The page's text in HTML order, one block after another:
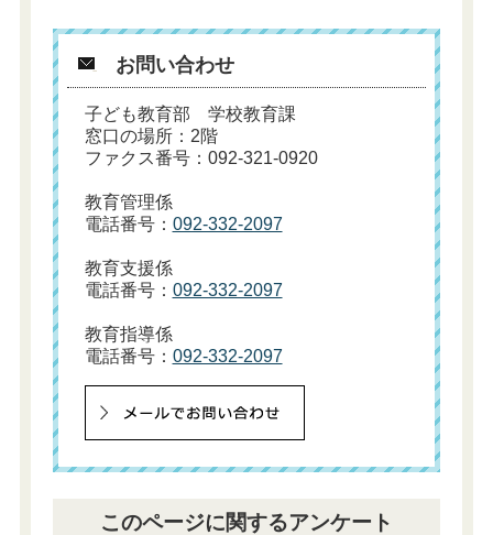
お問い合わせ
子ども教育部 学校教育課
窓口の場所：2階
ファクス番号：092-321-0920
教育管理係
電話番号： 092-332-2097
教育支援係
電話番号： 092-332-2097
教育指導係
電話番号： 092-332-2097
このページに関するアンケート